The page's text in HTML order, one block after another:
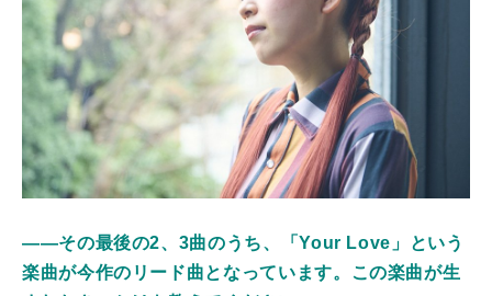
――その最後の2、3曲のうち、「Your Love」という
楽曲が今作のリード曲となっています。この楽曲が生